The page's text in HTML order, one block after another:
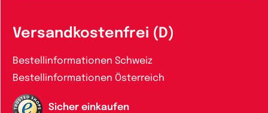
Versandkostenfrei (D)
Bestellinformationen Schweiz
Bestellinformationen Österreich
Sicher einkaufen